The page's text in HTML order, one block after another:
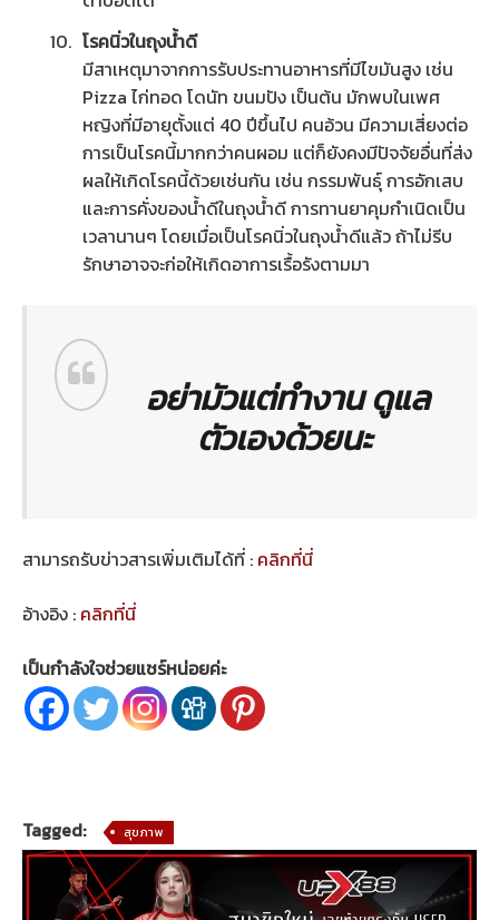
โรคนิ่วในถุงน้ำดี
มีสาเหตุมาจากการรับประทานอาหารที่มีไขมันสูง เช่น
Pizza ไก่ทอด โดนัท ขนมปัง เป็นต้น มักพบในเพศ
หญิงที่มีอายุตั้งแต่ 40 ปีขึ้นไป คนอ้วน มีความเสี่ยงต่อ
การเป็นโรคนี้มากกว่าคนผอม แต่ก็ยังคงมีปัจจัยอื่นที่ส่ง
ผลให้เกิดโรคนี้ด้วยเช่นกัน เช่น กรรมพันธุ์ การอักเสบ
และการคั่งของน้ำดีในถุงน้ำดี การทานยาคุมกำเนิดเป็น
เวลานานๆ โดยเมื่อเป็นโรคนิ่วในถุงน้ำดีแล้ว ถ้าไม่รีบ
รักษาอาจจะก่อให้เกิดอาการเรื้อรังตามมา
อย่ามัวแต่ทำงาน ดูแล
ตัวเองด้วยนะ
สามารถรับข่าวสารเพิ่มเติมได้ที่ : คลิกที่นี่
อ้างอิง : คลิกที่นี่
เป็นกำลังใจช่วยแชร์หน่อยค่ะ
Tagged: สุขภาพ